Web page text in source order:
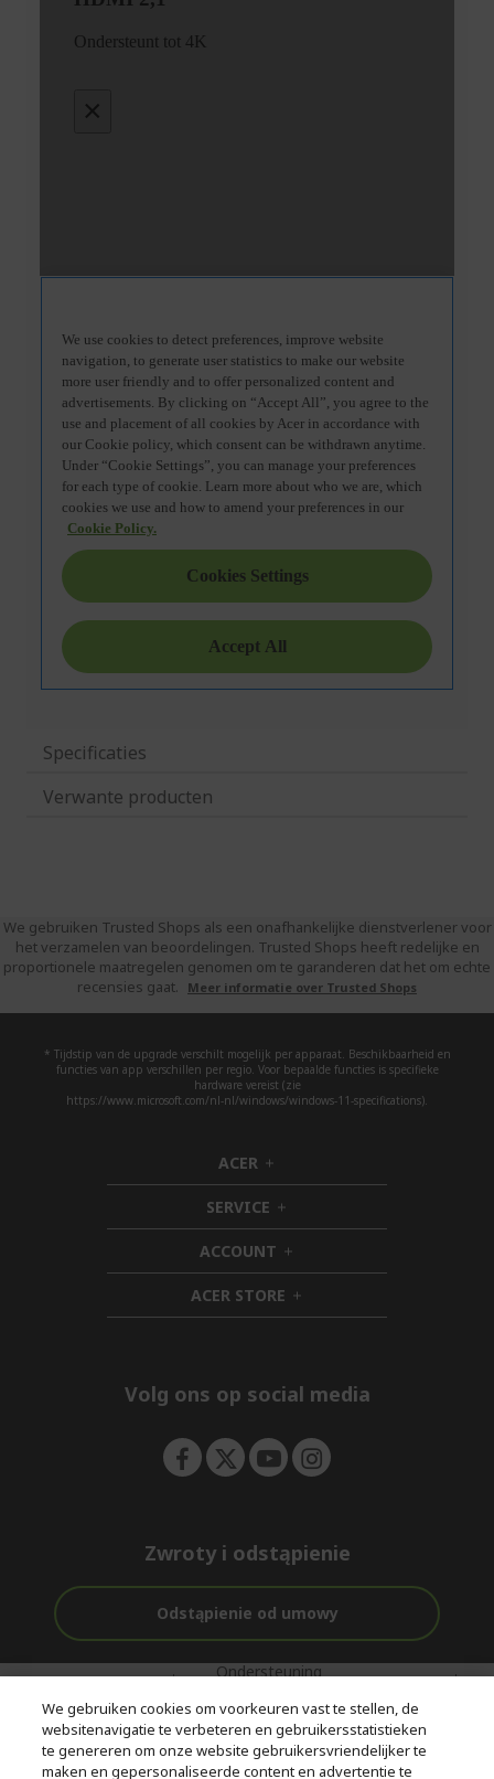
Specificaties
Verwante producten
We gebruiken Trusted Shops als een onafhankelijke dienstverlener voor
het verzamelen van beoordelingen. Trusted Shops heeft redelijke en
proportionele maatregelen genomen om te garanderen dat het om echte
recensies gaat.
Meer informatie over Trusted Shops
* Tijdstip van de upgrade verschilt mogelijk per apparaat. Beschikbaarheid en
functies van app verschillen per regio. Voor bepaalde functies is specifieke
hardware vereist (zie
https://www.microsoft.com/nl-nl/windows/windows-11-specifications).
ACER h
i
d
d
e
n
SERVICE h
i
d
d
e
n
ACCOUNT h
i
d
d
ACER STORE h
i
e
Volg ons op social media
Zwroty i odstąpienie
Odstąpienie od umowy
Gratis
bezorging
Ondersteuning
aankoop
Met 0%
Rente
© 2026 Acer Inc.
We gebruiken cookies om voorkeuren vast te stellen, de
websitenavigatie te verbeteren en gebruikersstatistieken
te genereren om onze website gebruikersvriendelijker te
maken en gepersonaliseerde content en advertentie te